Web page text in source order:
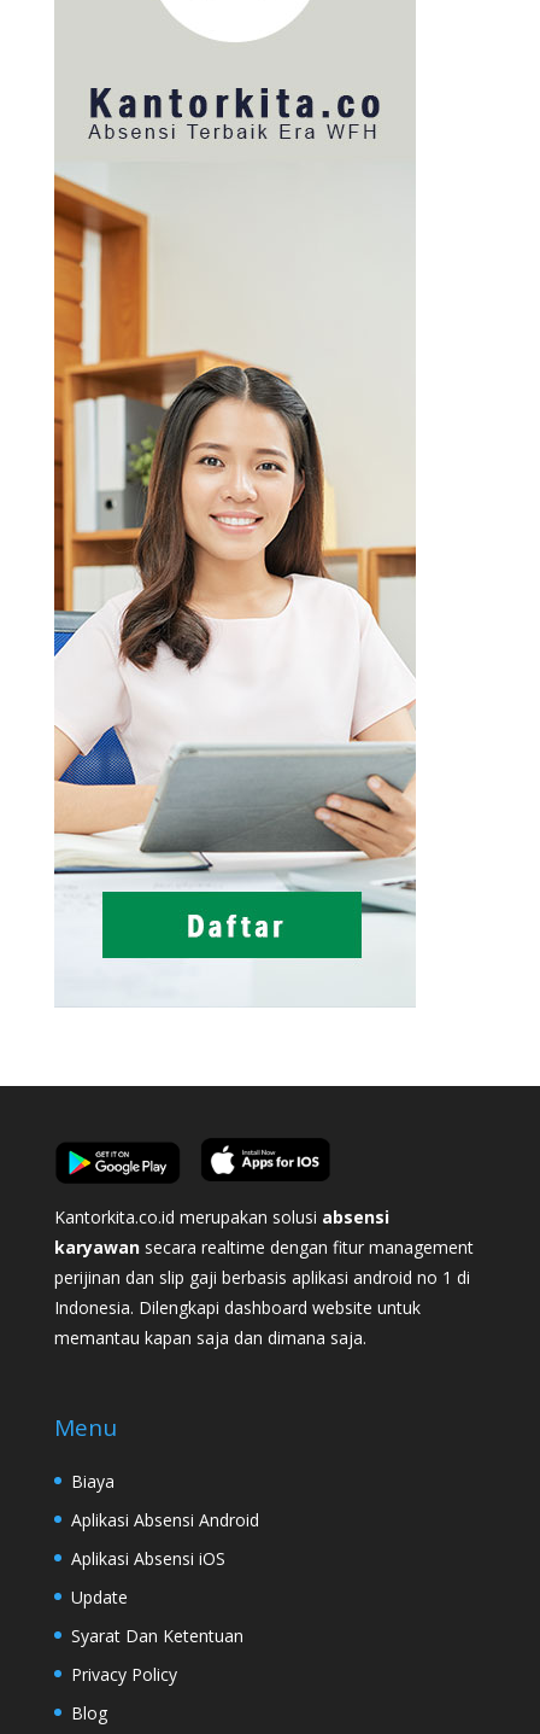
Kantorkita.co.id merupakan solusi absensi
karyawan secara realtime dengan fitur management
perijinan dan slip gaji berbasis aplikasi android no 1 di
Indonesia. Dilengkapi dashboard website untuk
memantau kapan saja dan dimana saja.
Menu
Biaya
Aplikasi Absensi Android
Aplikasi Absensi iOS
Update
Syarat Dan Ketentuan
Privacy Policy
Blog